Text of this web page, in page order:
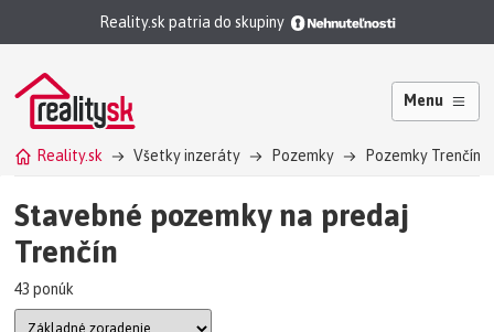
Reality.sk patria do skupiny
Menu
Reality.sk Všetky inzeráty Pozemky Pozemky Trenčín
Stavebné pozemky na predaj
Trenčín
43 ponúk